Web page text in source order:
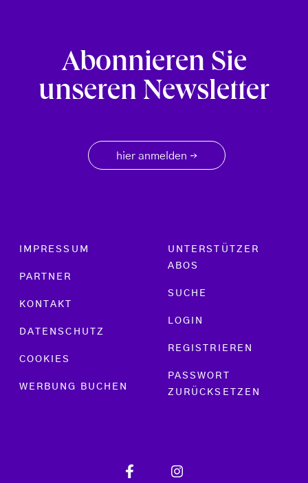
Abonnieren Sie
unseren Newsletter
hier anmelden →
Footer menu
IMPRESSUM
PARTNER
KONTAKT
DATENSCHUTZ
COOKIES
WERBUNG BUCHEN
UNTERSTÜTZER
ABOS
SUCHE
LOGIN
REGISTRIEREN
PASSWORT
ZURÜCKSETZEN